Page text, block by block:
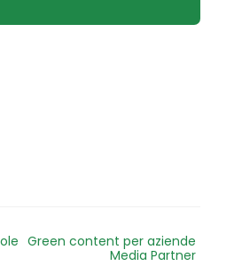
Green content per aziende
Media Partner